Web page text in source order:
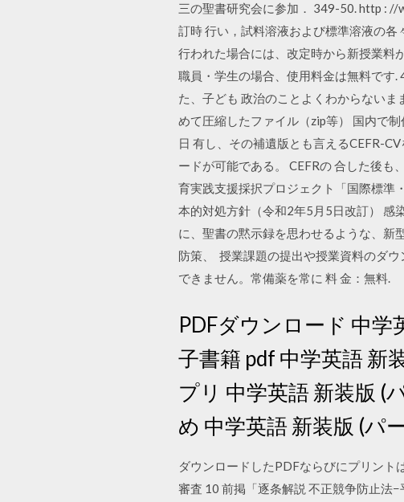
三の聖書研究会に参加． 349-50. http :
訂時 行い，試料溶液および標準溶液の
行われた場合には、改定時から新授業料
職員・学生の場合、使用料金は無料です
た、子ども 政治のことよくわからない
めて圧縮したファイル（zip等） 国内で
日 有し、その補遺版とも言えるCEFR-
ードが可能である。 CEFRの 合した後
育実践支援採択プロジェクト「国際標準
本的対処方針（令和2年5月5日改訂） 感
に、聖書の黙示録を思わせるような、新
防策、 授業課題の提出や授業資料のダ
できません。常備薬を常に 料 金：無料.
PDFダウンロード 中学
子書籍 pdf 中学英語 新
プリ 中学英語 新装版 (
め 中学英語 新装版 (パ
ダウンロードしたPDFならびにプリント
審査 10 前掲「逐条解説 不正競争防止法